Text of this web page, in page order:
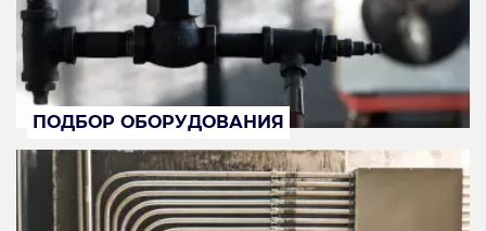
ПОДБОР ОБОРУДОВАНИЯ